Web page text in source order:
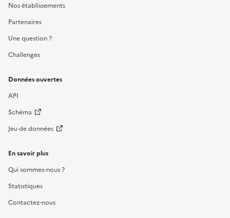
Nos établissements
Partenaires
Une question ?
Challenges
Données ouvertes
API
Schéma
Jeu de données
En savoir plus
Qui sommes-nous ?
Statistiques
Contactez-nous